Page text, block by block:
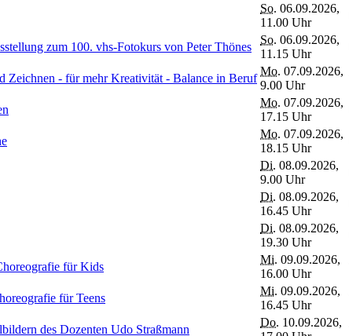
So. 06.09.2026,
11.00 Uhr
zum 100. vhs-Fotokurs von Peter Thönes
So. 06.09.2026,
11.15 Uhr
Bildungsurlaub: Sketchen und Zeichnen - für mehr Kreativität - Balance in Beruf
Mo. 07.09.2026,
9.00 Uhr
Mo. 07.09.2026,
17.15 Uhr
Mo. 07.09.2026,
18.15 Uhr
Di. 08.09.2026,
9.00 Uhr
Di. 08.09.2026,
16.45 Uhr
Di. 08.09.2026,
19.30 Uhr
für Kids
Mi. 09.09.2026,
16.00 Uhr
für Teens
Mi. 09.09.2026,
16.45 Uhr
des Dozenten Udo Straßmann
Do. 10.09.2026,